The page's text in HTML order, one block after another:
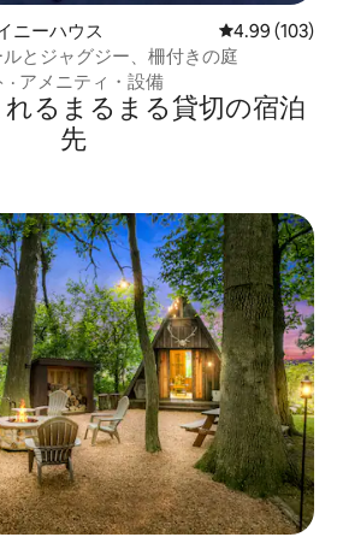
ニーハウス レビュー103
4.99 (103)
とジャグジー、柵付きの庭
· アメニティ・設備
るまるまる貸切の宿泊
先